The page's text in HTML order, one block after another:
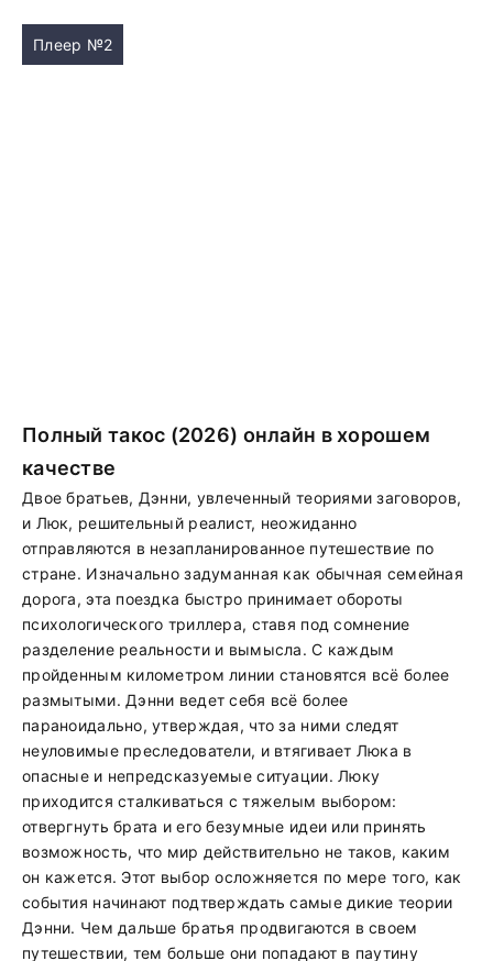
Плеер №2
Полный такос (2026) онлайн в хорошем
качестве
Двое братьев, Дэнни, увлеченный теориями заговоров,
и Люк, решительный реалист, неожиданно
отправляются в незапланированное путешествие по
стране. Изначально задуманная как обычная семейная
дорога, эта поездка быстро принимает обороты
психологического триллера, ставя под сомнение
разделение реальности и вымысла. С каждым
пройденным километром линии становятся всё более
размытыми. Дэнни ведет себя всё более
параноидально, утверждая, что за ними следят
неуловимые преследователи, и втягивает Люка в
опасные и непредсказуемые ситуации. Люку
приходится сталкиваться с тяжелым выбором:
отвергнуть брата и его безумные идеи или принять
возможность, что мир действительно не таков, каким
он кажется. Этот выбор осложняется по мере того, как
события начинают подтверждать самые дикие теории
Дэнни. Чем дальше братья продвигаются в своем
путешествии, тем больше они попадают в паутину